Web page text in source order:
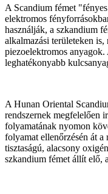
A Scandium fémet
elektromos
használják, a szkandium
alkalmazási területeken
piezoelektromos
leghatékonyabb
A Hunan Oriental
rendszernek megfelelően
folyamatának nyomon
folyamat ellenőrzésén át
tisztaságú, alacsony
szkandium fémet állít elő,